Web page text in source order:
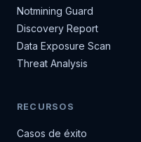
Notmining Guard
Discovery Report
Data Exposure Scan
Threat Analysis
RECURSOS
Casos de éxito